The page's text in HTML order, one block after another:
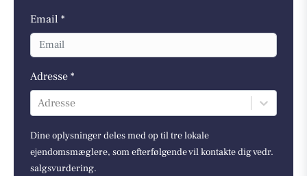
Email *
Adresse *
Adresse
Dine oplysninger deles med op til tre lokale
ejendomsmæglere, som efterfølgende vil kontakte dig vedr.
salgsvurdering.